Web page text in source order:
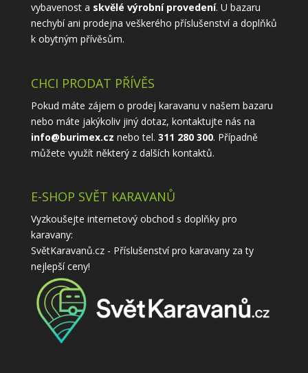
vybavenost a skvělé výrobní provedení. U bazaru
nechybí ani prodejna veškerého příslušenství a doplňků
k obytným přívěsům.
CHCI PRODAT PŘÍVĚS
Pokud máte zájem o prodej karavanu v našem bazaru
nebo máte jakýkoliv jiný dotaz, kontaktujte nás na
info@burimex.cz nebo tel. 311 280 300. Případně
můžete využít některý z dalších kontaktů.
E-SHOP SVĚT KARAVANŮ
Vyzkoušejte internetový obchod s doplňky pro
karavany:
SvětKaravanů.cz - Příslušenství pro karavanyza ty
nejlepší ceny!